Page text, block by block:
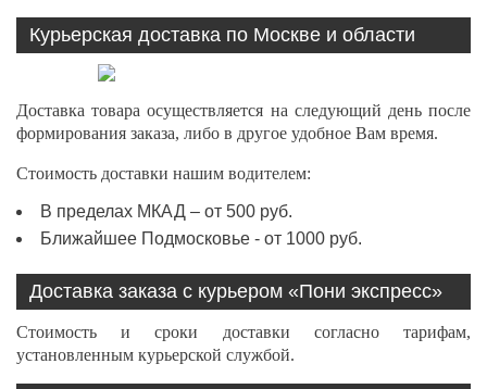
Курьерская доставка по Москве и области
Доставка товара осуществляется на следующий день после
формирования заказа, либо в другое удобное Вам время.
Стоимость доставки нашим водителем:
В пределах МКАД – от 500 руб.
Ближайшее Подмосковье - от 1000 руб.
Доставка заказа с курьером «Пони экспресс»
Стоимость и сроки доставки согласно тарифам,
установленным курьерской службой.